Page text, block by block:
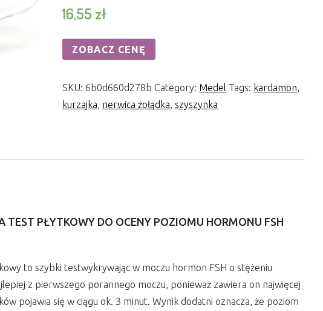
16,55 zł
ZOBACZ CENĘ
SKU:6b0d660d278b Category: Medel Tags: kardamon,
kurzajka, nerwica żołądka, szyszynka
PŁYTKOWY DO OCENY POZIOMU HORMONU FSH
to szybki testwykrywając w moczu hormon FSH o stężeniu
z pierwszego porannego moczu, ponieważ zawiera on najwięcej
pojawia się w ciągu ok. 3 minut. Wynik dodatni oznacza, że poziom